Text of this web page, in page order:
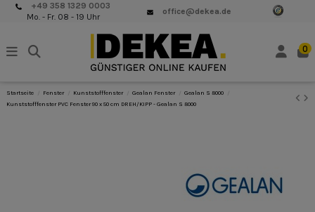
+49 358 1329 0003
Mo. - Fr. 08 - 19 Uhr
office@dekea.de
0
Startseite Fenster Kunststofffenster Gealan Fenster
Gealan S 8000
Kunststofffenster PVC Fenster 90 x 50 cm DREH/KIPP - Gealan S 8000